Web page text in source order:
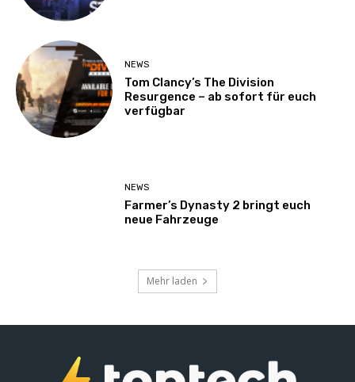
NEWS
Tom Clancy’s The Division
Resurgence – ab sofort für euch
verfügbar
NEWS
Farmer’s Dynasty 2 bringt euch
neue Fahrzeuge
Mehr laden